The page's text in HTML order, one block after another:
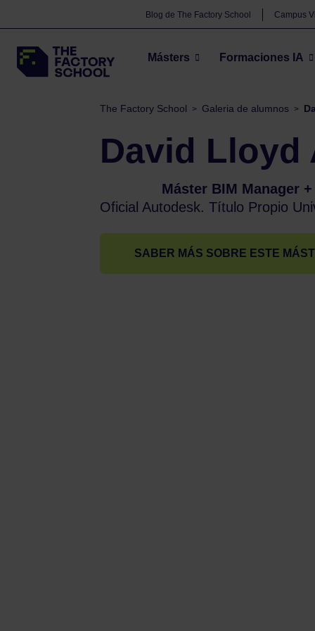
Másters Formaciones IA
Blog de The Factory School Campus
The Factory School > Galeria de alumnos >
David Lloyd
Máster BIM Manager +
Oficial Autodesk. Título Propio
SABER MÁS SOBRE ESTE